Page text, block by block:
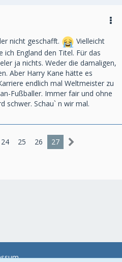
nicht geschafft.
Vielleicht
England den Titel. Für das
ja nichts. Weder die damaligen,
Aber Harry Kane hätte es
endlich mal Weltmeister zu
Fußballer. Immer fair und ohne
schwer. Schau` n wir mal.
24 25 26 27